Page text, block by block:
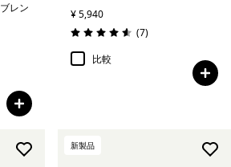
レン
¥ 5,940
評価: 4.6 / 5
(7レビュー
)
比較
新製品